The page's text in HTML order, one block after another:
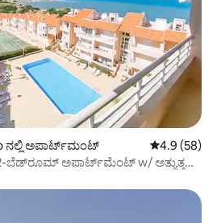
ನಲ್ಲಿ ಅಪಾರ್ಟ್‌ಮಂಟ್ 5 ರಲ್ಲಿ 4.9
4.9 (58)
ಬೆಡ್‌ರೂಮ್ ಅಪಾರ್ಟ್‌ಮೆಂಟ್ w/ ಅತ್ಯುತ್ತಮ